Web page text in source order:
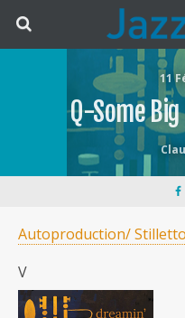
11
Q-Some
Autoproduction/ Stilletto
V